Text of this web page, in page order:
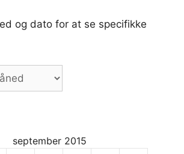
og dato for at se specifikke
september 2015